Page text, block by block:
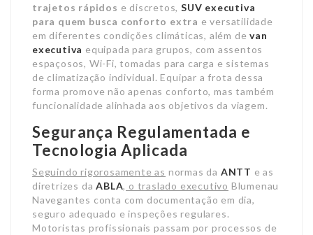
trajetos rápidos e discretos,SUV executiva
para quem busca conforto extra e versatilidade
em diferentes condições climáticas, além devan
executiva equipada para grupos, com assentos
espaçosos, Wi-Fi, tomadas para carga e sistemas
de climatização individual. Equipar a frota dessa
forma promove não apenas conforto, mas também
funcionalidade alinhada aos objetivos da viagem.
Segurança Regulamentada e
Tecnologia Aplicada
Seguindo rigorosamente as normas da ANTT e as
diretrizes daABLA, o traslado executivo Blumenau
Navegantes conta com documentação em dia,
seguro adequado e inspeções regulares.
Motoristas profissionais passam por processos de